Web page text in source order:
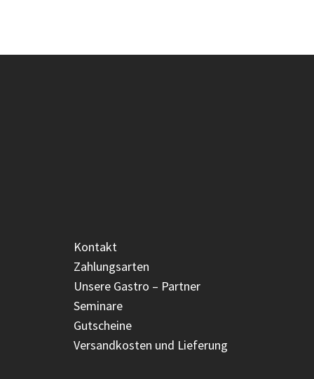
Kontakt
Zahlungsarten
Unsere Gastro – Partner
Seminare
Gutscheine
Versandkosten und Lieferung